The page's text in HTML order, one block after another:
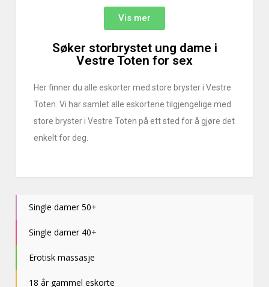
Vis mer
Søker storbrystet ung dame i
Vestre Toten for sex
Her finner du alle eskorter med store bryster i Vestre
Toten. Vi har samlet alle eskortene tilgjengelige med
store bryster i Vestre Toten på ett sted for å gjøre det
enkelt for deg.
Single damer 50+
Single damer 40+
Erotisk massasje
18 år gammel eskorte